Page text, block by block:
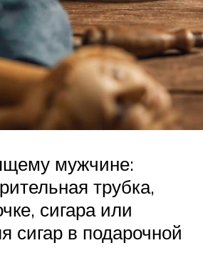
мужчине:
трубка,
сигара или
сигар в подарочной